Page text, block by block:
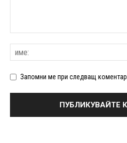
Запомни ме при следващ коментар